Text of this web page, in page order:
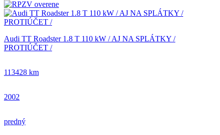
Audi TT Roadster 1.8 T 110 kW / AJ NA SPLÁTKY /
PROTIÚČET /
113428 km
2002
predný